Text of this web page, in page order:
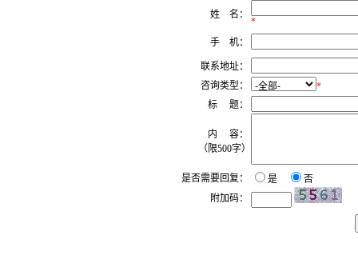
姓 名：
*
手 机：
联系地址：
咨询类型：
*
标 题：
内 容：
（限500字）
是否需要回复： 是
否
附加码：